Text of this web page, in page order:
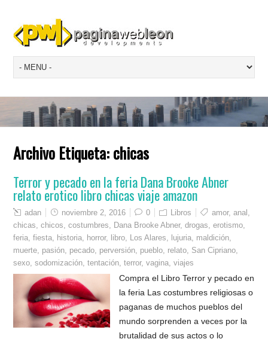
Archivo Etiqueta:chicas
Terror y pecado en la feria Dana Brooke Abner
relato erotico libro chicas viaje amazon
adan noviembre 2, 2016 0 Libros amor,anal
chicas ,chicos ,costumbres Dana Brooke Abner,drogas ,erotismo
feria ,fiesta historia horror, libro Los Alares lujuria maldición
muerte pasión pecado perversión pueblo relato San Cipriano
sexo ,sodomización ,tentación ,terror,vagina ,viajes
Compra el Libro Terror y pecado en
la feria Las costumbres religiosas o
paganas de muchos pueblos del
mundo sorprenden a veces por la
brutalidad de sus actos o lo